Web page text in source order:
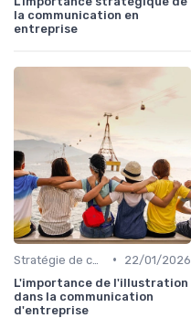
la communication en
entreprise
•
22/01/2026
L'importance de l'illustration
dans la communication
d'entreprise